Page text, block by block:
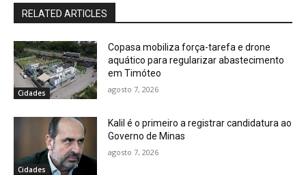
RELATED ARTICLES
Cidades
Copasa mobiliza força-tarefa e drone
aquático para regularizar abastecimento
em Timóteo
agosto 7, 2026
Cidades
Kalil é o primeiro a registrar candidatura ao
Governo de Minas
agosto 7, 2026